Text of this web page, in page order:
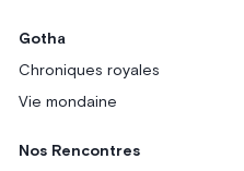
Gotha
Chroniques royales
Vie mondaine
Nos Rencontres